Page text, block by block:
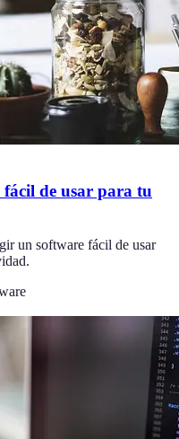
fácil de usar para tu
un software fácil de usar